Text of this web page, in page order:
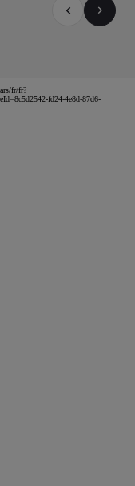
fr/fr?
fd24-4e8d-87d6-